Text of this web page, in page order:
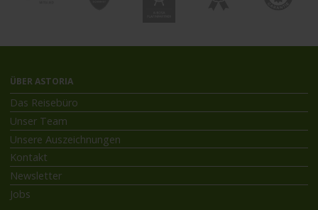
ÜBER ASTORIA
Das Reisebüro
Unser Team
Unsere Auszeichnungen
Kontakt
Newsletter
Jobs